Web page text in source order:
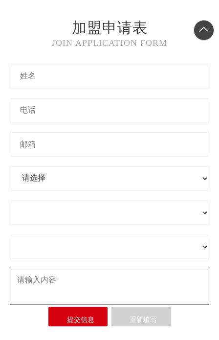
加盟申请表
JOIN APPLICATION FORM